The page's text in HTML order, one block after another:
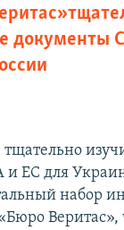
документы
ЕС для
набор
Веритас»,